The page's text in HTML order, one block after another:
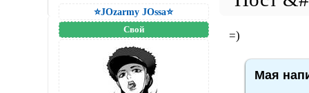
⭐JOzarmy JOssa⭐
Свой =)
Мая